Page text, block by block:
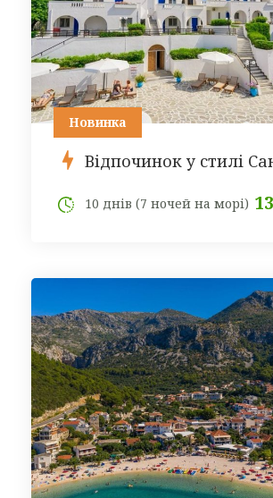
Новинка
Відпочинок у стилі
10 днів (7 ночей на морі)